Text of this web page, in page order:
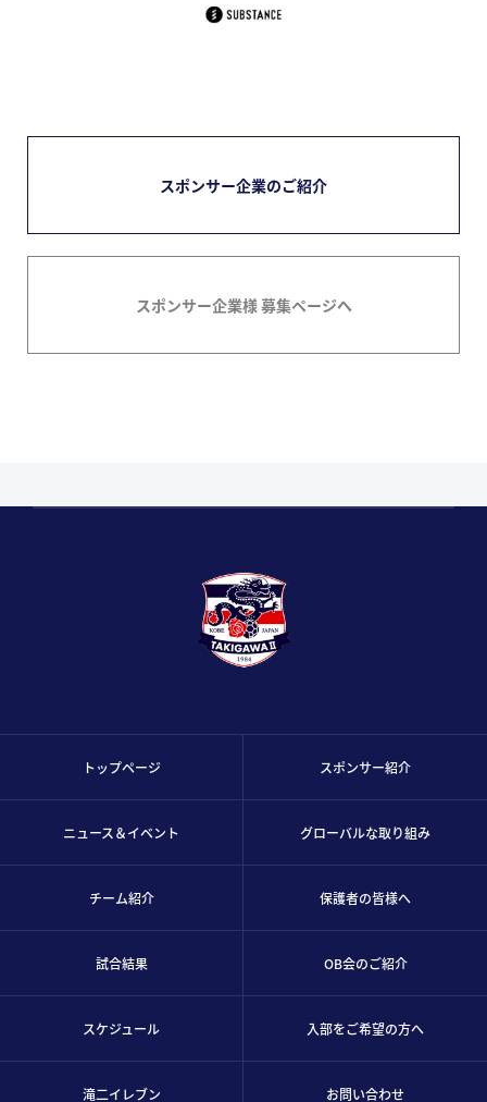
スポンサー企業のご紹介
スポンサー企業様 募集ページへ
トップページ
ニュース＆イベント
チーム紹介
試合結果
スケジュール
滝二イレブン
スポンサー紹介
グローバルな取り組み
保護者の皆様へ
OB会のご紹介
入部をご希望の方へ
お問い合わせ